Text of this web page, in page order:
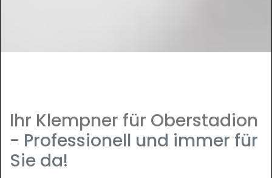
Ihr Klempner für Oberstadion
- Professionell und immer für
Sie da!